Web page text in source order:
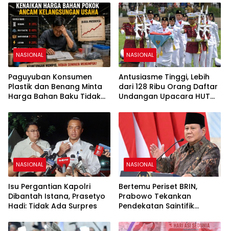
NASIONAL
Paguyuban Konsumen
Plastik dan Benang Minta
Harga Bahan Baku Tidak
NASIONAL
Antusiasme Tinggi, Lebih
dari 128 Ribu Orang Daftar
Undangan Upacara HUT
NASIONAL
Isu Pergantian Kapolri
Dibantah Istana, Prasetyo
Hadi: Tidak Ada Surpres
NASIONAL
Bertemu Periset BRIN,
Prabowo Tekankan
Pendekatan Saintifik
Bangsa